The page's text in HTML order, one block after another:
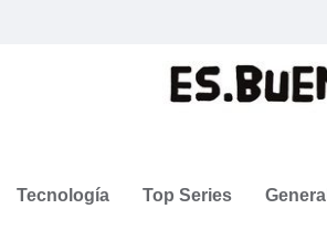
Tecnología Top Series General